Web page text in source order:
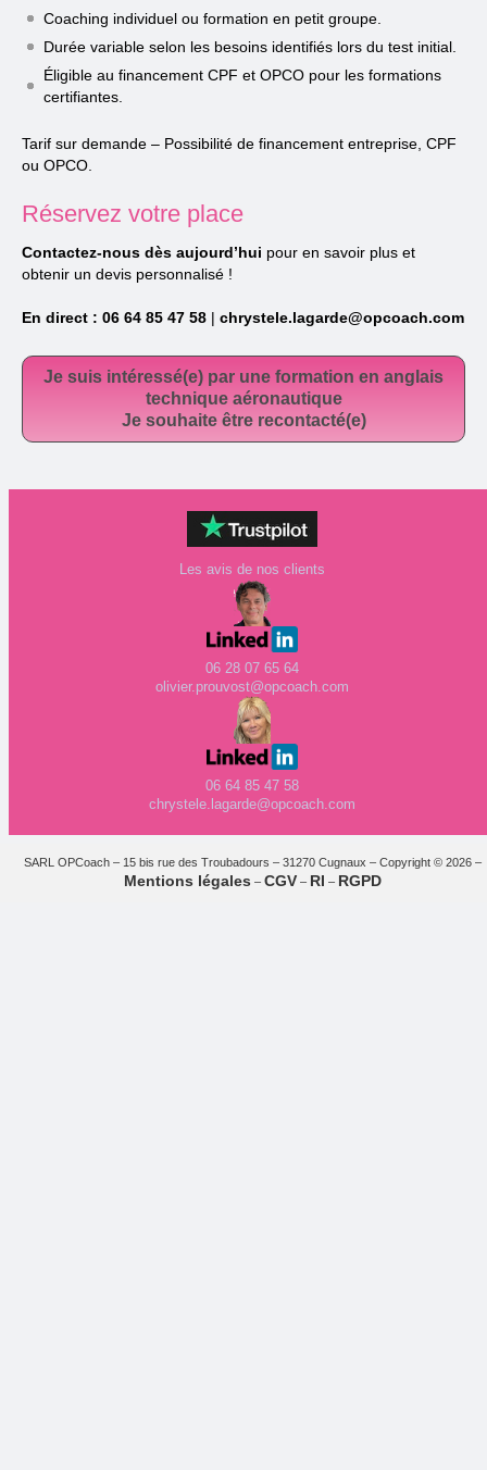
Coaching individuel ou formation en petit groupe.
Durée variable selon les besoins identifiés lors du test initial.
Éligible au financement CPF et OPCO pour les formations
certifiantes.
Tarif sur demande – Possibilité de financement entreprise, CPF
ou OPCO.
Réservez votre place
Contactez-nous dès aujourd’hui pour en savoir plus et
obtenir un devis personnalisé !
En direct : 06 64 85 47 58 | chrystele.lagarde@opcoach.com
Je suis intéressé(e) par une formation en anglais
technique aéronautique
Je souhaite être recontacté(e)
Les avis de nos clients
06 28 07 65 64
olivier.prouvost@opcoach.com
06 64 85 47 58
chrystele.lagarde@opcoach.com
SARL OPCoach – 15 bis rue des Troubadours – 31270 Cugnaux – Copyright © 2026 –
Mentions légales – CGV– RI – RGPD